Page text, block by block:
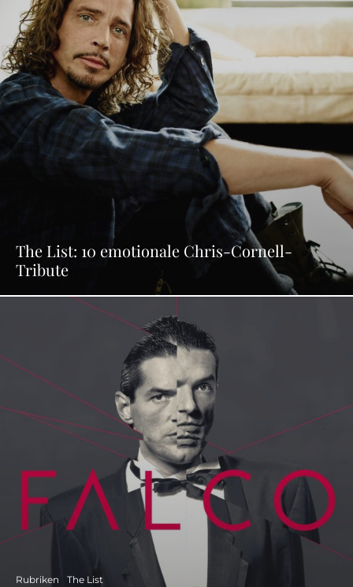
The List: 10 emotionale Chris-Cornell-
Tribute
Rubriken The List